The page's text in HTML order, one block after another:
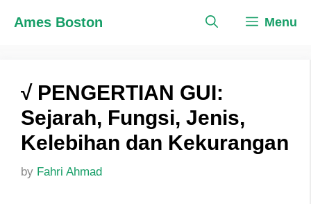
Ames Boston Menu
√ PENGERTIAN GUI:
Sejarah, Fungsi, Jenis,
Kelebihan dan Kekurangan
by Fahri Ahmad